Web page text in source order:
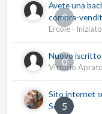
0
Avete una
compra-
Ercole · Iniziato
0
Nuovo iscritto
Vittorio Aprato
5
Sito internet
Serio